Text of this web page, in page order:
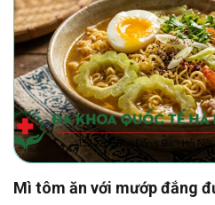
Mì tôm ăn với mướp đắng